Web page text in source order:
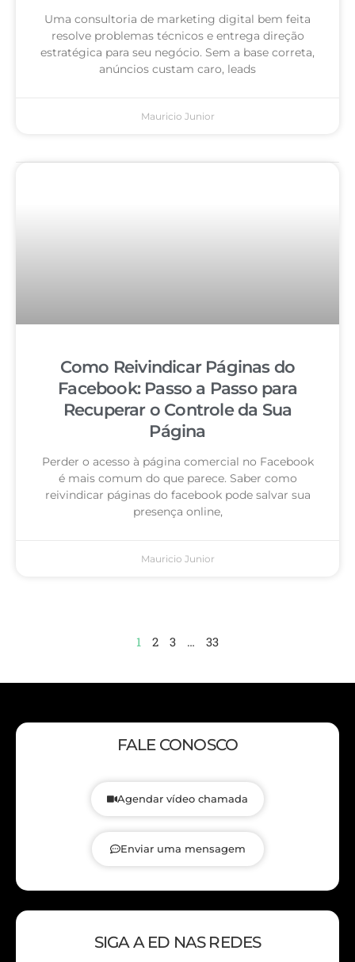
Uma consultoria de marketing digital bem feita
resolve problemas técnicos e entrega direção
estratégica para seu negócio. Sem a base correta,
anúncios custam caro, leads
Mauricio Junior
Como Reivindicar Páginas do
Facebook: Passo a Passo para
Recuperar o Controle da Sua
Página
Perder o acesso à página comercial no Facebook
é mais comum do que parece. Saber como
reivindicar páginas do facebook pode salvar sua
presença online,
Mauricio Junior
1 2 3 … 33
FALE CONOSCO
Agendar vídeo chamada
Enviar uma mensagem
SIGA A ED NAS REDES